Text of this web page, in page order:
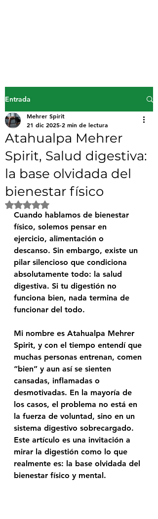
Entrada
Atahualpa Mehrer
Spirit, Salud digestiva:
la base olvidada del
bienestar físico
Mehrer Spirit
21 dic 2025 2 min de lectura
Obtuvo NaN de 5 estrellas.
Cuando hablamos de bienestar
físico, solemos pensar en
ejercicio, alimentación o
descanso. Sin embargo, existe un
pilar silencioso que condiciona
absolutamente todo: la salud
digestiva. Si tu digestión no
funciona bien, nada termina de
funcionar del todo.
Mi nombre es Atahualpa Mehrer
Spirit, y con el tiempo entendí que
muchas personas entrenan, comen
“bien” y aun así se sienten
cansadas, inflamadas o
desmotivadas. En la mayoría de
los casos, el problema no está en
la fuerza de voluntad, sino en un
sistema digestivo sobrecargado.
Este artículo es una invitación a
mirar la digestión como lo que
realmente es: la base olvidada del
bienestar físico y mental.